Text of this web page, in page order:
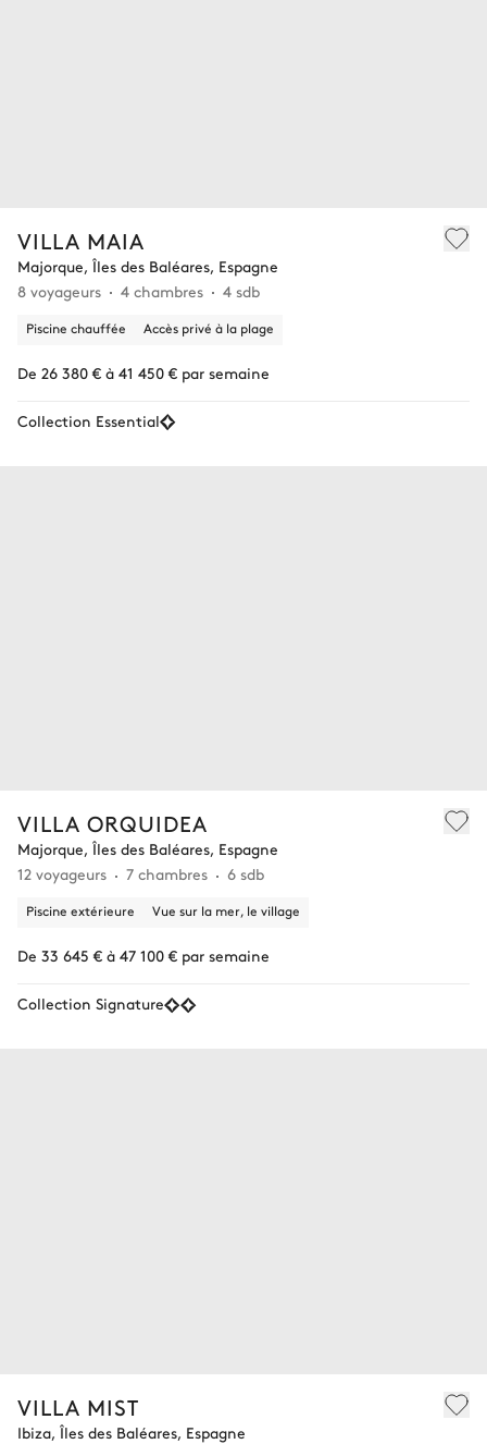
VILLA MAIA
Majorque, Îles des Baléares, Espagne
8 voyageurs
4 chambres 4 sdb
Piscine chauffée Accès privé à la plage
De 26 380 € à 41 450 € par semaine
Collection Essential
VILLA ORQUIDEA
Majorque, Îles des Baléares, Espagne
12 voyageurs
7 chambres 6 sdb
Piscine extérieure Vue sur la mer, le village
De 33 645 € à 47 100 € par semaine
Collection Signature
VILLA MIST
Ibiza, Îles des Baléares, Espagne